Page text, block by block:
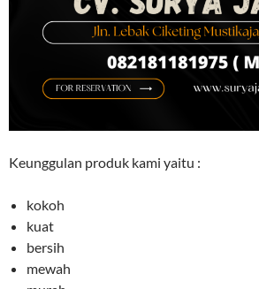
Keunggulan produk kami yaitu :
kokoh
kuat
bersih
mewah